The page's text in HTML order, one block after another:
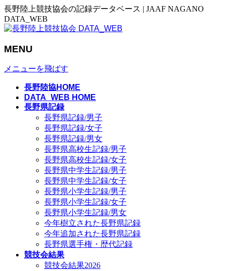
長野陸上競技協会の記録データベース | JAAF NAGANO
DATA_WEB
MENU
メニューを飛ばす
長野陸協HOME
DATA_WEB HOME
長野県記録
長野県記録/男子
長野県記録/女子
長野県記録/男女
長野県高校生記録/男子
長野県高校生記録/女子
長野県中学生記録/男子
長野県中学生記録/女子
長野県小学生記録/男子
長野県小学生記録/女子
長野県小学生記録/男女
今年樹立された長野県記録
今年追加された長野県記録
長野県選手権・歴代記録
競技会結果
競技会結果2026